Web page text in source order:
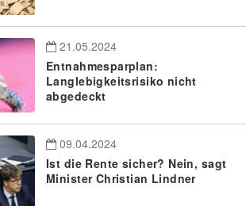
21.05.2024
Entnahmesparplan:
Langlebigkeitsrisiko nicht
abgedeckt
09.04.2024
Ist die Rente sicher? Nein, sagt
Minister Christian Lindner